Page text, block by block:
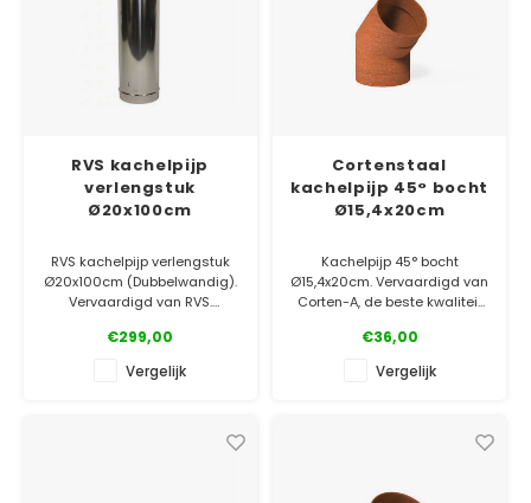
RVS kachelpijp
verlengstuk
Ø20x100cm
RVS kachelpijp verlengstuk
Ø20x100cm (Dubbelwandig).
Vervaardigd van RVS.
✓ Laagste prijsgarantie
✓ Gratis bezorgd v.a. €500
✓ 5 jaar garantie
€299,00
Vergelijk
Cortenstaal
kachelpijp 45° bocht
Ø15,4x20cm
Kachelpijp 45° bocht
Ø15,4x20cm. Vervaardigd van
Corten-A, de beste kwaliteit
✓ Laagste prijsgarantie
✓ Gratis bezorgd v.a. €500
€36,00
Vergelijk